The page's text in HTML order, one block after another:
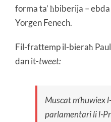
forma ta’ ħbiberija –
Yorgen Fenech.
Fil-frattemp il-bieraħ
dan it-tweet:
Muscat m’huwiex
parlamentari li l-